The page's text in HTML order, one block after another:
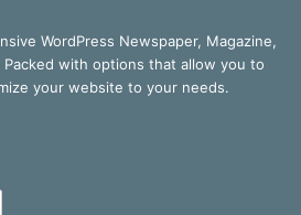
WordPress Newspaper, Magazine,
Packed with options that allow you to
your website to your needs.